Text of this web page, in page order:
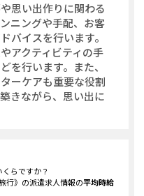
思い出作りに関わる
ニングや手配、お客
バイスを行います。
アクティビティの手
を行います。また、
ーケアも重要な役割
きながら、思い出に
らですか？
行》 の派遣求人情報の平均時給